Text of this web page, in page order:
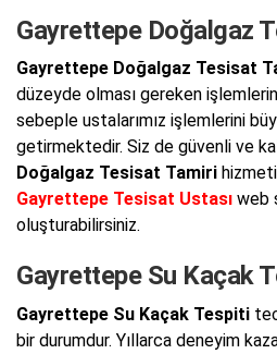
Gayrettepe Doğalgaz
Gayrettepe Doğalgaz Tesisat
düzeyde olması gereken
sebeple ustalarımız işlemlerini
getirmektedir. Siz de güvenli ve
Doğalgaz Tesisat Tamiri
Gayrettepe Tesisat Ustası web
oluşturabilirsiniz.
Gayrettepe Su Kaçak
Gayrettepe Su Kaçak Tespiti
bir durumdur. Yıllarca deneyim